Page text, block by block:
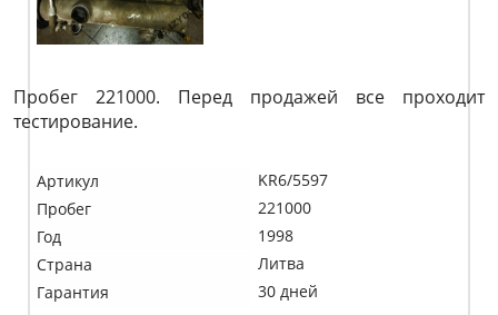
Пробег 221000. Перед продажей все проходит
тестирование.
Артикул
KR6/5597
Пробег
221000
Год
1998
Страна
Литва
Гарантия
30 дней